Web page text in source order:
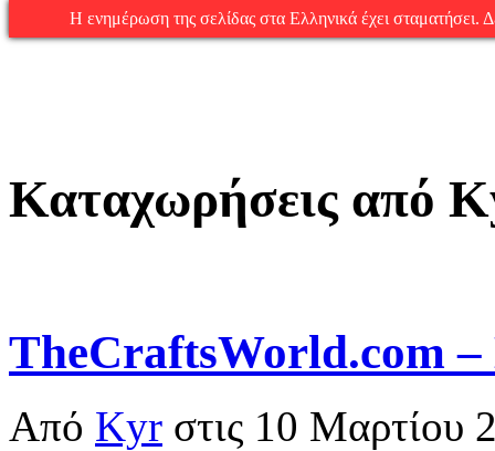
Καταχωρήσεις από
TheCraftsWorld.com
Από Kyr στις 10 Μαρτίου
Η ενημέρωση της σελίδας στα Ελληνικά έχει σταματήσει.